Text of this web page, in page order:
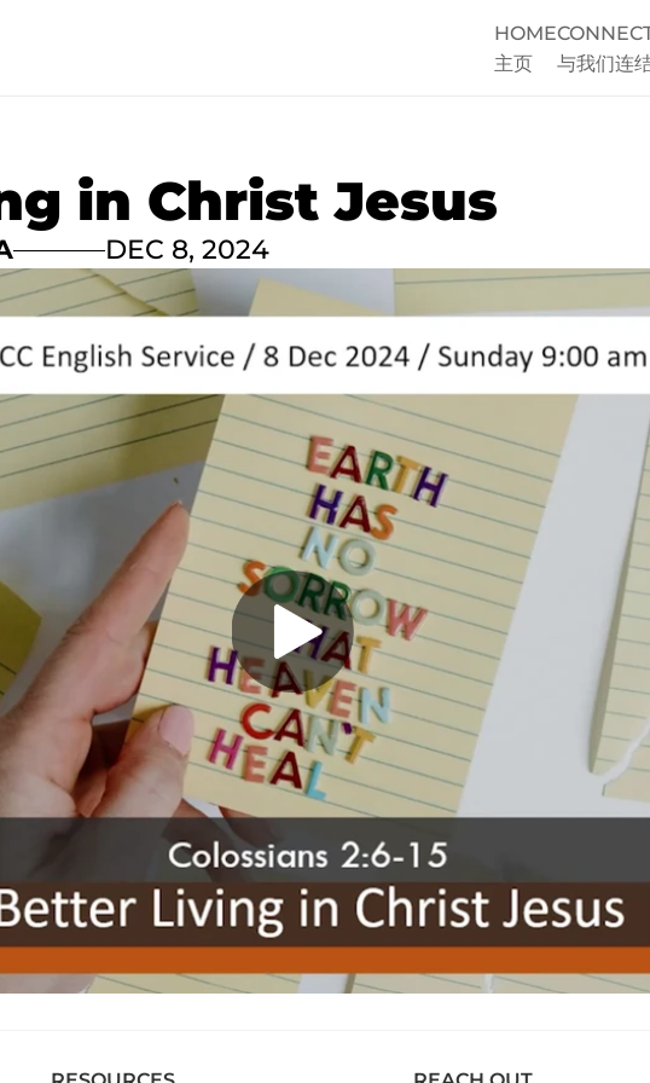
HOME
主页
与我们连
in Christ Jesus
DEC 8, 2024